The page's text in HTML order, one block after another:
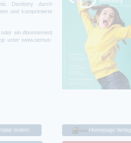
Dentistry durch
und komprimierte
ein Abonnement
unter www.oemus-
ordern Homepage Verlag